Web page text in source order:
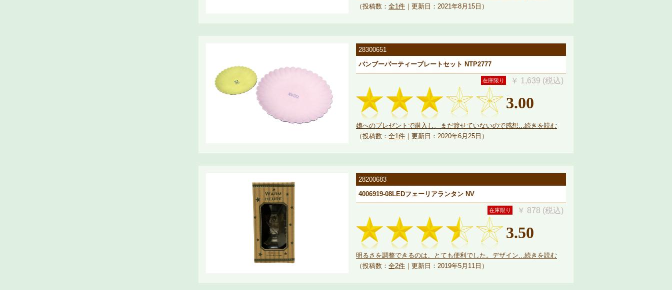
（投稿数： 全1件 ｜更新日：2021年8月15日）
28300651
バンブーパーティープレートセット NTP2777
在庫限り ￥ 1,639 (税込)
3.00
娘へのプレゼントで購入し、まだ渡せていないので感想...続きを読む
（投稿数： 全1件 ｜更新日：2020年6月25日）
28200683
4006919-08LEDフェーリアランタン NV
在庫限り ￥ 878 (税込)
3.50
明るさを調整できるのは、とても便利でした。デザイン...続きを読む
（投稿数： 全2件 ｜更新日：2019年5月11日）